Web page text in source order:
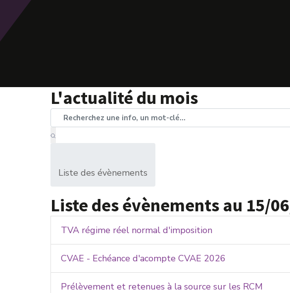
L'actualité du mois
Liste des évènements
Liste des évènements au 15/
TVA régime réel normal d'imposition
CVAE - Echéance d'acompte CVAE 2026
Prélèvement et retenues à la source sur les RCM